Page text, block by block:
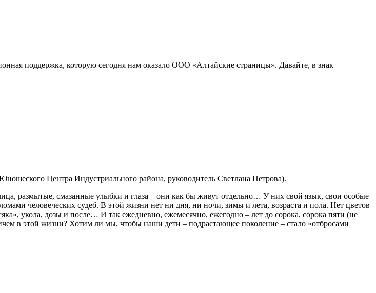
поддержка, которую сегодня нам оказало ООО «Алтайские страницы». Давайте, в знак
Центра Индустриального района, руководитель Светлана Петрова).
размытые, смазанные улыбки и глаза – они как бы живут отдельно… У них свой язык, свои особые
человеческих судеб. В этой жизни нет ни дня, ни ночи, зимы и лета, возраста и пола. Нет цветов
укола, дозы и после… И так ежедневно, ежемесячно, ежегодно – лет до сорока, сорока пяти (не
в этой жизни? Хотим ли мы, чтобы наши дети – подрастающее поколение – стало «отбросами